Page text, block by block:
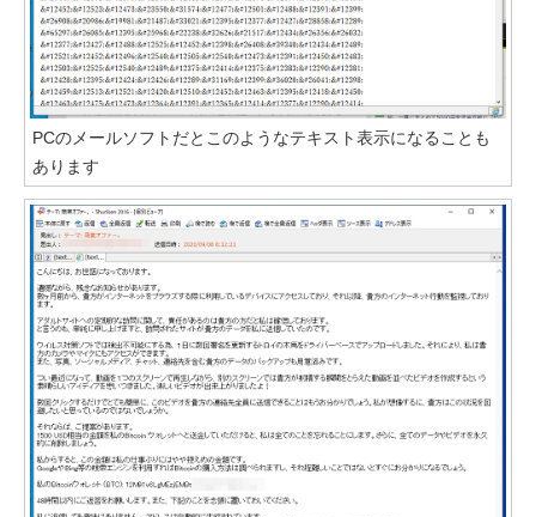
PCのメールソフトだとこのようなテキスト表示になることも
あります